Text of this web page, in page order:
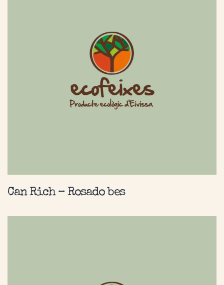
Can Rich – Rosado bes